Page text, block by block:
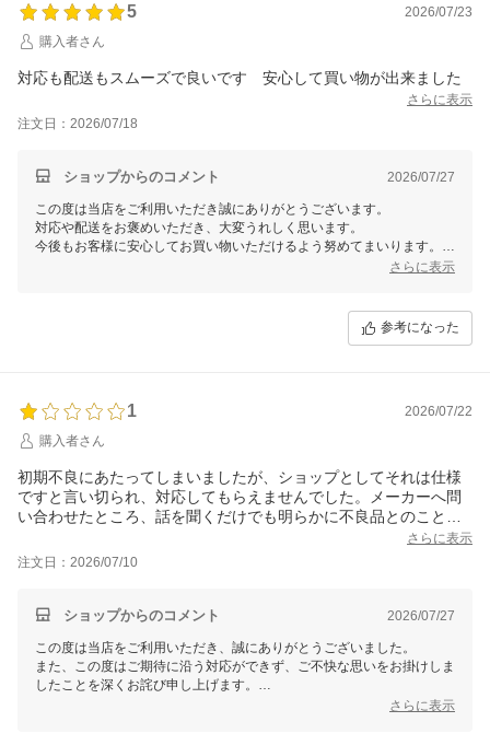
5
2026/07/23
購入者さん
対応も配送もスムーズで良いです 安心して買い物が出来ました
さらに表示
注文日：2026/07/18
ショップからのコメント 2026/07/27
この度は当店をご利用いただき誠にありがとうございます。
対応や配送をお褒めいただき、大変うれしく思います。
今後もお客様に安心してお買い物いただけるよう努めてまいります。
さらに表示
参考になった
1
2026/07/22
購入者さん
初期不良にあたってしまいましたが、ショップとしてそれは仕様
ですと言い切られ、対応してもらえませんでした。メーカーへ問
い合わせたところ、話を聞くだけでも明らかに不良品とのこと
当ショップの対応は本当に不親切なものでした。
さらに表示
注文日：2026/07/10
ショップからのコメント 2026/07/27
この度は当店をご利用いただき、誠にありがとうございました。
また、この度はご期待に沿う対応ができず、ご不快な思いをお掛けしま
したことを深くお詫び申し上げます。
お問い合わせ時には、お送りいただいた動画をもとにメーカー仕様の可
さらに表示